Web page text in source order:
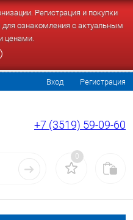
Регистрация и покупки
ознакомления с актуальным
ценами.
Вход Регистрация
+7 (3519) 59-09-60
0